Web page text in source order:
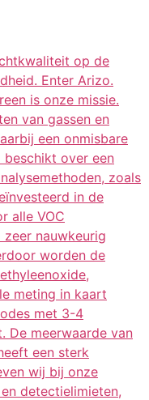
op de
Enter Arizo.
is onze missie.
van gassen en
een onmisbare
beschikt over een
zoals
in de
alle VOC
nauwkeurig
worden de
meting in kaart
met 3-4
De meerwaarde van
een sterk
wij bij onze
detectielimieten,